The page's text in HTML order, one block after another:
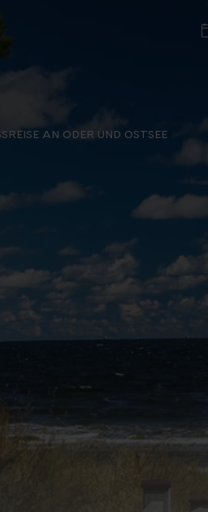
AN ODER UND OSTSEE
Alle Termine